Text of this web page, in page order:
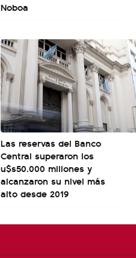
Noboa
Las reservas del Banco
Central superaron los
u$s50.000 millones y
alcanzaron su nivel más
alto desde 2019